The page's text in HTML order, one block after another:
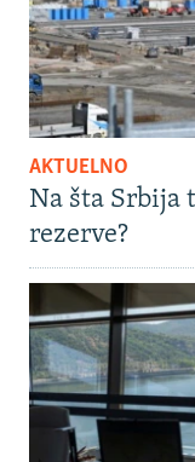
AKTUELNO
Na šta Srbija
rezerve?